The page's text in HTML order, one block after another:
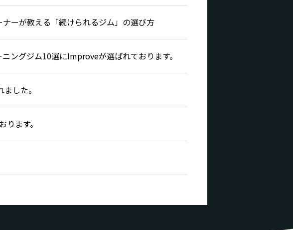
ーが教える「続けられるジム」の選び方
ングジム10選にImproveが選ばれております。
した。
ます。